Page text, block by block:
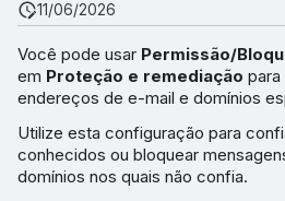
11/06/2026
Você pode usar Permissão/
em Proteção e remediação
endereços de e-mail e domínios
Utilize esta configuração para
conhecidos ou bloquear
domínios nos quais não confia.